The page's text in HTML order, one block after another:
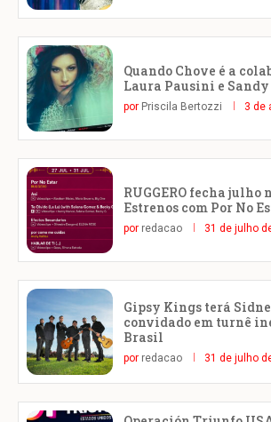
Quando Chove é a
Laura Pausini e Sandy
por Priscila Bertozzi 3 de
RUGGERO fecha julho
Estrenos com Por No
por redacao 31 de julho
Gipsy Kings terá
convidado em turnê
Brasil
por redacao 31 de julho